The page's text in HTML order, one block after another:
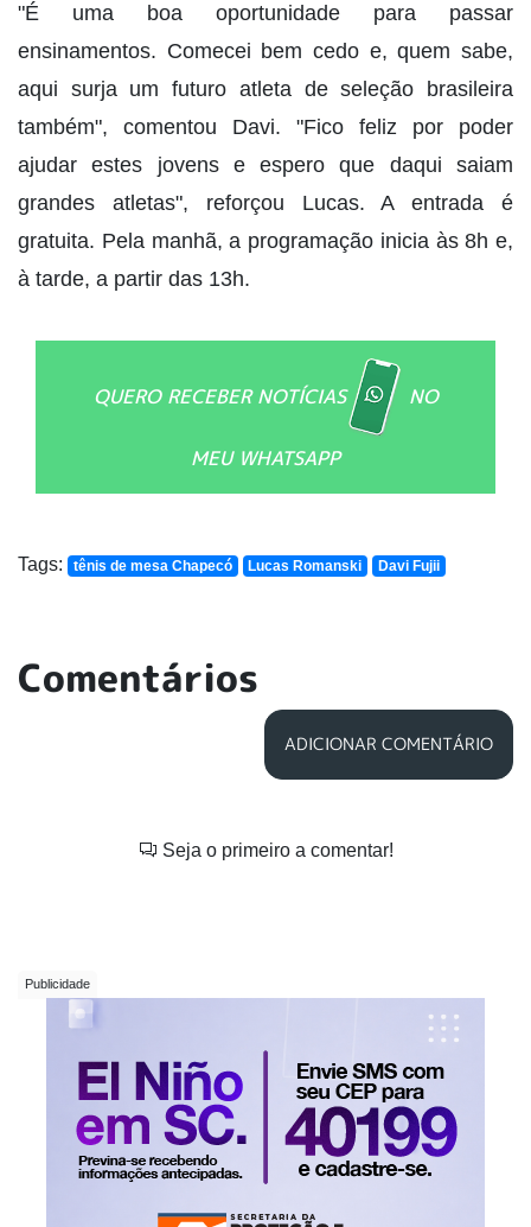
"É uma boa oportunidade para passar
ensinamentos. Comecei bem cedo e, quem sabe,
aqui surja um futuro atleta de seleção brasileira
também", comentou Davi. "Fico feliz por poder
ajudar estes jovens e espero que daqui saiam
grandes atletas", reforçou Lucas. A entrada é
gratuita. Pela manhã, a programação inicia às 8h e,
à tarde, a partir das 13h.
QUERO RECEBER NOTÍCIAS NO
MEU WHATSAPP
Tags: tênis de mesa Chapecó Lucas Romanski Davi Fujii
Comentários
ADICIONAR COMENTÁRIO
Seja o primeiro a comentar!